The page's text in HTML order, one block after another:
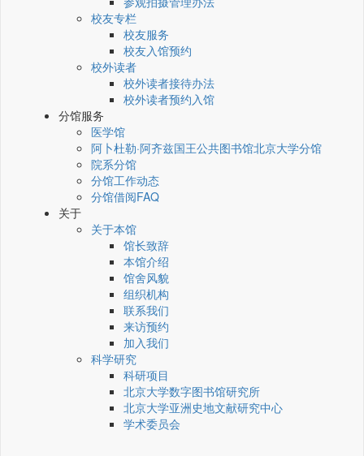
校友专栏
校友服务
校友入馆预约
校外读者
校外读者接待办法
校外读者预约入馆
分馆服务
医学馆
阿卜杜勒·阿齐兹国王公共图书馆北京大学分馆
院系分馆
分馆工作动态
分馆借阅FAQ
关于
关于本馆
馆长致辞
本馆介绍
馆舍风貌
组织机构
联系我们
来访预约
加入我们
科学研究
科研项目
北京大学数字图书馆研究所
北京大学亚洲史地文献研究中心
学术委员会